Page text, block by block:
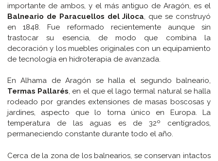
importante de ambos, y el más antiguo de Aragón, es el
Balneario de Paracuellos del Jiloca, que se construyó
en 1848. Fue reformado recientemente aunque sin
trastocar su esencia, de modo que combina la
decoración y los muebles originales con un equipamiento
de tecnología en hidroterapia de avanzada.
En Alhama de Aragón se halla el segundo balneario,
Termas Pallarés, en el que el lago termal natural se halla
rodeado por grandes extensiones de masas boscosas y
jardines, aspecto que lo torna único en Europa. La
temperatura de las aguas es de 32º centígrados,
permaneciendo constante durante todo el año.
Cerca de la zona de los balnearios, se conservan intactos